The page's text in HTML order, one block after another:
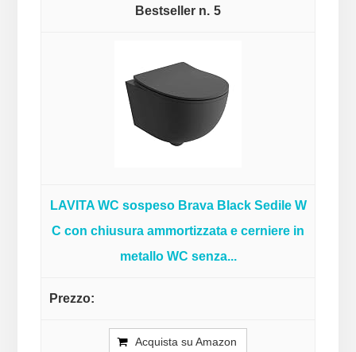
5
LAVITA WC sospeso Brava Black Sedile W
C con chiusura ammortizzata e cerniere in
metallo WC senza...
Acquista su Amazon